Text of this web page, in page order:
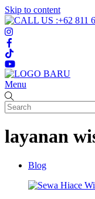
Skip to content
Menu
layanan
Blog